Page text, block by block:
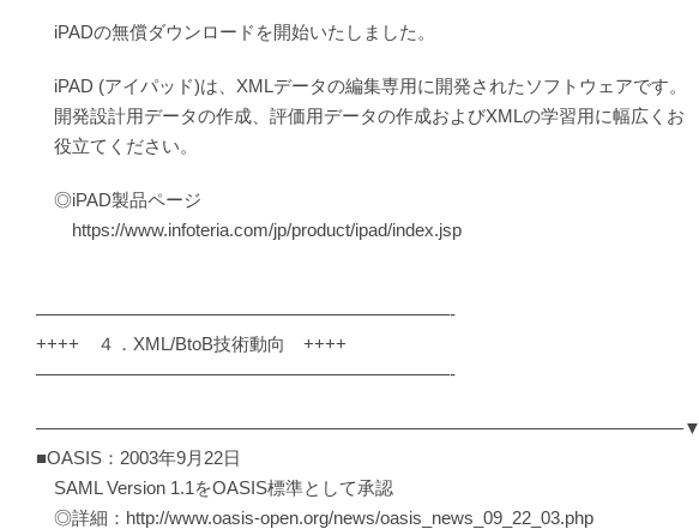
iPADの無償ダウンロードを開始いたしました。
iPAD (アイパッド)は、XMLデータの編集専用に開発されたソフトウェアです。
開発設計用データの作成、評価用データの作成およびXMLの学習用に幅広くお
役立てください。
◎iPAD製品ページ
https://www.infoteria.com/jp/product/ipad/index.jsp
———————————————————————-
++++ ４．XML/BtoB技術動向 ++++
———————————————————————-
――――――――――――――――――――――――――――――――――――▼
■OASIS：2003年9月22日
SAML Version 1.1をOASIS標準として承認
◎詳細：http://www.oasis-open.org/news/oasis_news_09_22_03.php